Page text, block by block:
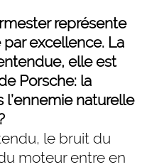
représente
par excellence. La
elle est
Porsche: la
l’ennemie naturelle
le bruit du
moteur entre en